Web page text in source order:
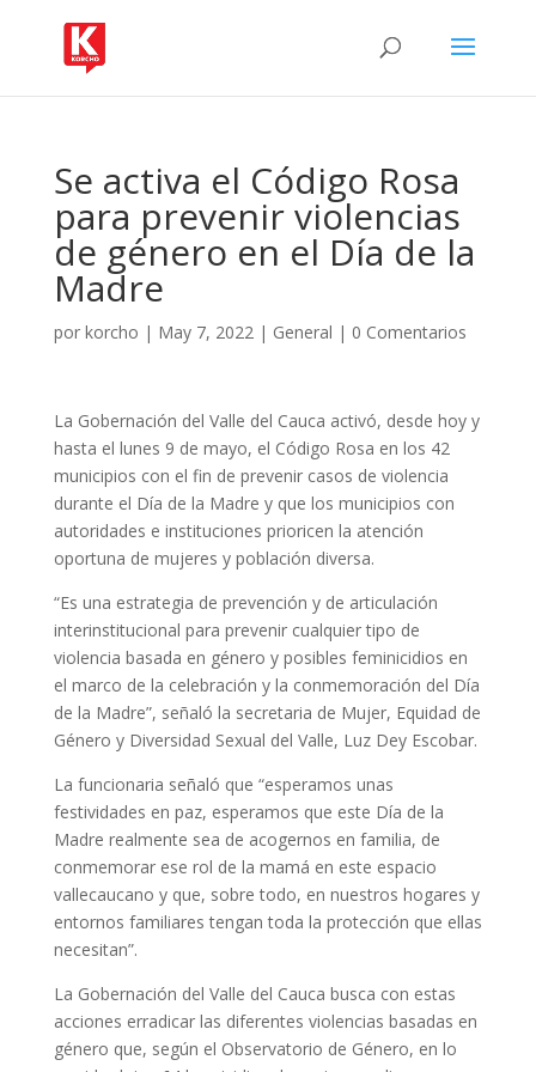
Se activa el Código Rosa
para prevenir violencias
de género en el Día de la
Madre
por korcho | May 7, 2022| General | 0 Comentarios
La Gobernación del Valle del Cauca activó, desde hoy y
hasta el lunes 9 de mayo, el Código Rosa en los 42
municipios con el fin de prevenir casos de violencia
durante el Día de la Madre y que los municipios con
autoridades e instituciones prioricen la atención
oportuna de mujeres y población diversa.
“Es una estrategia de prevención y de articulación
interinstitucional para prevenir cualquier tipo de
violencia basada en género y posibles feminicidios en
el marco de la celebración y la conmemoración del Día
de la Madre”, señaló la secretaria de Mujer, Equidad de
Género y Diversidad Sexual del Valle, Luz Dey Escobar.
La funcionaria señaló que “esperamos unas
festividades en paz, esperamos que este Día de la
Madre realmente sea de acogernos en familia, de
conmemorar ese rol de la mamá en este espacio
vallecaucano y que, sobre todo, en nuestros hogares y
entornos familiares tengan toda la protección que ellas
necesitan”.
La Gobernación del Valle del Cauca busca con estas
acciones erradicar las diferentes violencias basadas en
género que, según el Observatorio de Género, en lo